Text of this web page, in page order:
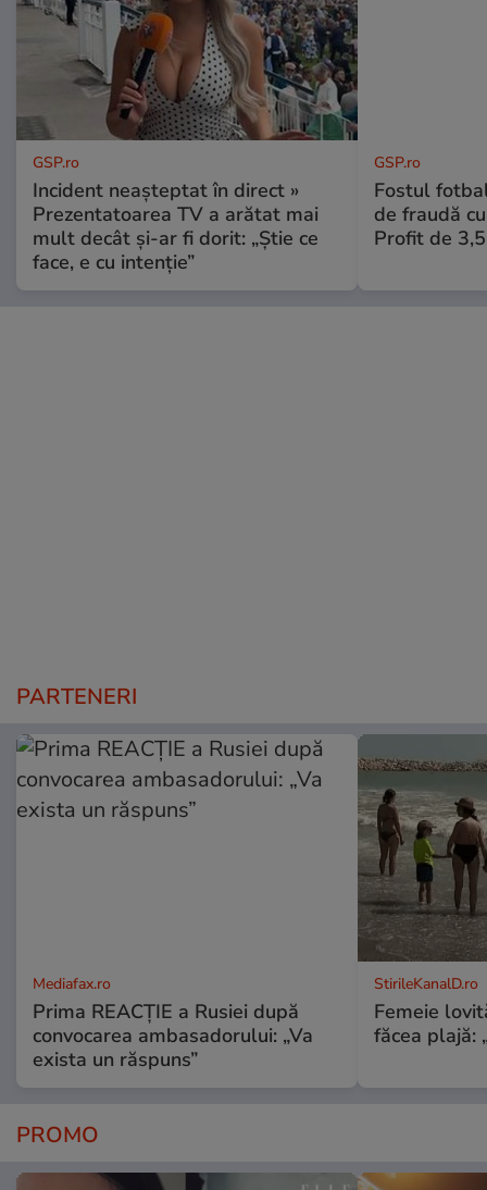
GSP.ro
Incident neașteptat în direct »
Prezentatoarea TV a arătat mai
mult decât și-ar fi dorit: „Știe ce
face, e cu intenție”
GSP.ro
Fostul
de fraudă
Profit de
PARTENERI
Mediafax.ro
Prima REACȚIE a Rusiei după
convocarea ambasadorului: „Va
exista un răspuns”
StirileKanalD.ro
Femeie
făcea plajă:
PROMO